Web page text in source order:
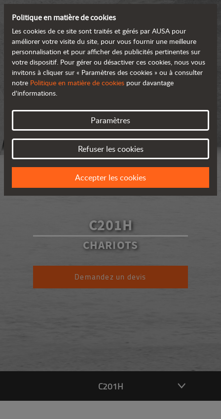
C201H
CHARIOTS
Demandez un devis
C201H
Politique en matière de cookies
Les cookies de ce site sont traités et gérés par AUSA pour
améliorer votre visite du site, pour vous fournir une meilleure
personnalisation et pour afficher des publicités pertinentes sur
votre dispositif. Pour gérer ou désactiver ces cookies, nous vous
invitons à cliquer sur « Paramètres des cookies » ou à consulter
notre Politique en matière de cookies pour davantage
d'informations.
Paramètres
Refuser les cookies
Accepter les cookies